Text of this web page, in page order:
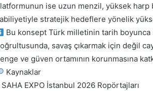
ise uzun menzil, yüksek harp
stratejik hedeflere yönelik
Bu konsept Türk milletinin tarih boyunca
savaş çıkarmak için değil
ve güven ortamının korunmasına
Kaynaklar
SAHA EXPO İstanbul 2026 Ropörtajları